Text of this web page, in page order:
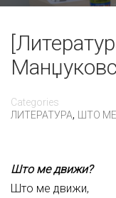
Categories
ЛИТЕРАТУРА, ШТО
Што ме движи?
Што ме движи,